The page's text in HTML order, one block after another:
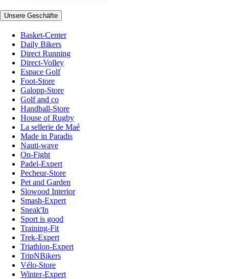
Unsere Geschäfte
Basket-Center
Daily Bikers
Direct Running
Direct-Volley
Espace Golf
Foot-Store
Galopp-Store
Golf and co
Handball-Store
House of Rugby
La sellerie de Maé
Made in Paradis
Nauti-wave
On-Fight
Padel-Expert
Pecheur-Store
Pet and Garden
Slowood Interior
Smash-Expert
Sneak'In
Sport is good
Training-Fit
Trek-Expert
Triathlon-Expert
TripNBikers
Vélo-Store
Winter-Expert